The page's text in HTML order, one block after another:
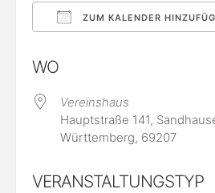
ZUM KALENDER
WO
Vereinshaus
Hauptstraße 141,
Württemberg, 69207
VERANSTALTUNGSTYP